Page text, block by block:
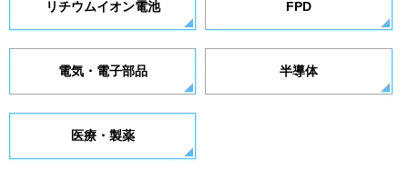
リチウムイオン電池 FPD
電気・電子部品 半導体
医療・製薬